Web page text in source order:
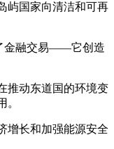
屿国家向清洁和可再
金融交易——它创造
推动东道国的环境变
。
增长和加强能源安全